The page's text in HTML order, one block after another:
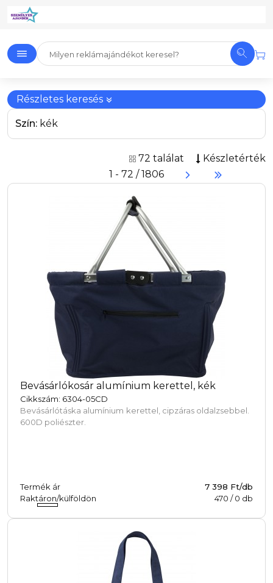
Részletes keresés
Szín: kék
72 találat
Készletérték
1 - 72 / 1806
Bevásárlókosár alumínium kerettel, kék
Cikkszám: 6304-05CD
Bevásárlótáska alumínium kerettel, cipzáras oldalzsebbel.
600D poliészter.
Termék ár
7 398 Ft/db
Raktáron/külföldön
470 /0 db